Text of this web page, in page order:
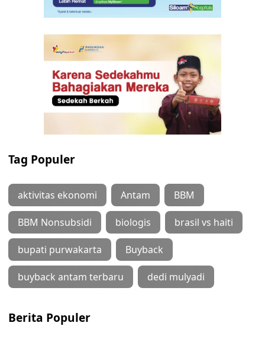
Tag Populer
aktivitas ekonomi Antam BBM
BBM Nonsubsidi biologis brasil vs haiti
bupati purwakarta Buyback
buyback antam terbaru dedi mulyadi
Berita Populer